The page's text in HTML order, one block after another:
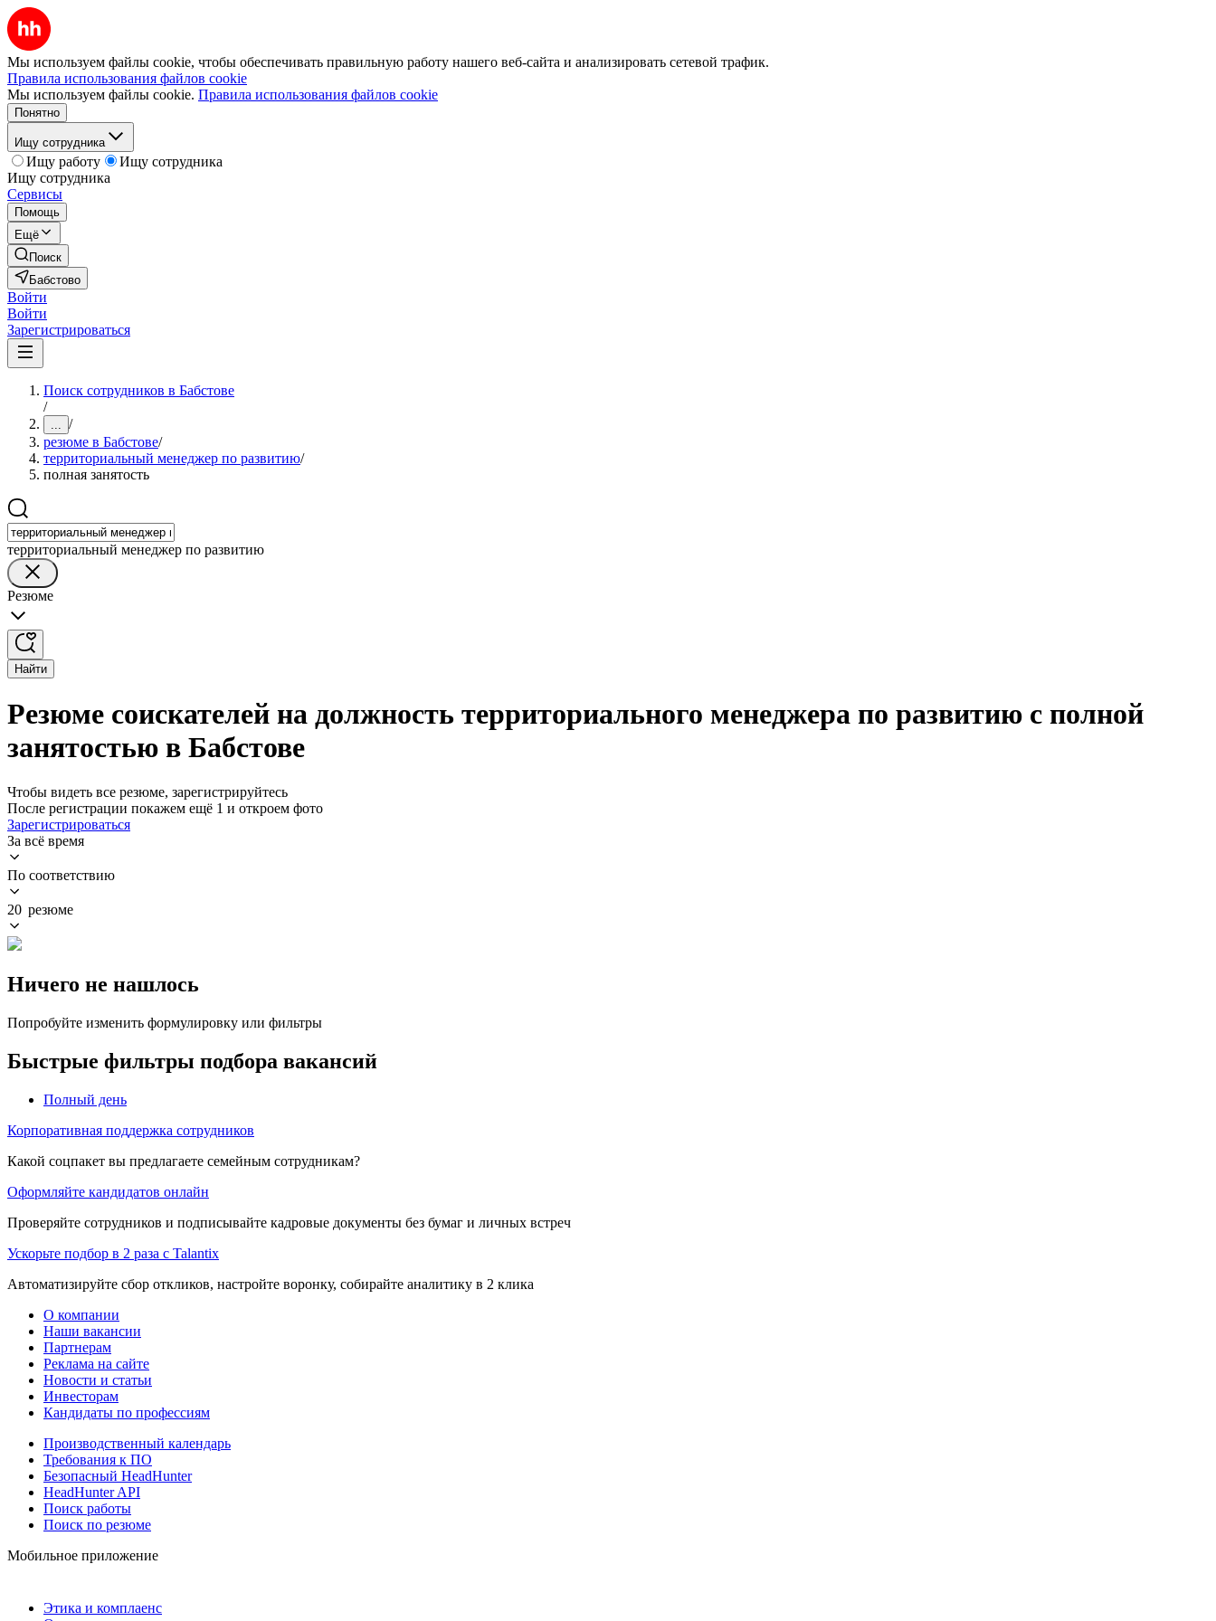
Мы используем файлы cookie, чтобы обеспечивать правильную работу нашего веб-сайта и анализировать сетевой трафик.
Правила использования файлов cookie
Мы используем файлы cookie. Правила использования файлов cookie
Понятно
Ищу сотрудника
Ищу работу
Ищу сотрудника
Ищу сотрудника
Сервисы
Помощь
Ещё
Поиск
Бабстово
Войти
Войти
Зарегистрироваться
Поиск сотрудников в Бабстове
/
... /
резюме в Бабстове/
территориальный менеджер по развитию/
полная занятость
территориальный менеджер по развитию
Резюме
Найти
Резюме соискателей на должность территориального менеджера по развитию с полной
занятостью в Бабстове
Чтобы видеть все резюме, зарегистрируйтесь
После регистрации покажем ещё 1 и откроем фото
Зарегистрироваться
За всё время
По соответствию
20 резюме
Ничего не нашлось
Попробуйте изменить формулировку или фильтры
Быстрые фильтры подбора вакансий
Полный день
Корпоративная поддержка сотрудников
Какой соцпакет вы предлагаете семейным сотрудникам?
Оформляйте кандидатов онлайн
Проверяйте сотрудников и подписывайте кадровые документы без бумаг и личных встреч
Ускорьте подбор в 2 раза с Talantix
Автоматизируйте сбор откликов, настройте воронку, собирайте аналитику в 2 клика
О компании
Наши вакансии
Партнерам
Реклама на сайте
Новости и статьи
Инвесторам
Кандидаты по профессиям
Производственный календарь
Требования к ПО
Безопасный HeadHunter
HeadHunter API
Поиск работы
Поиск по резюме
Мобильное приложение
Этика и комплаенс